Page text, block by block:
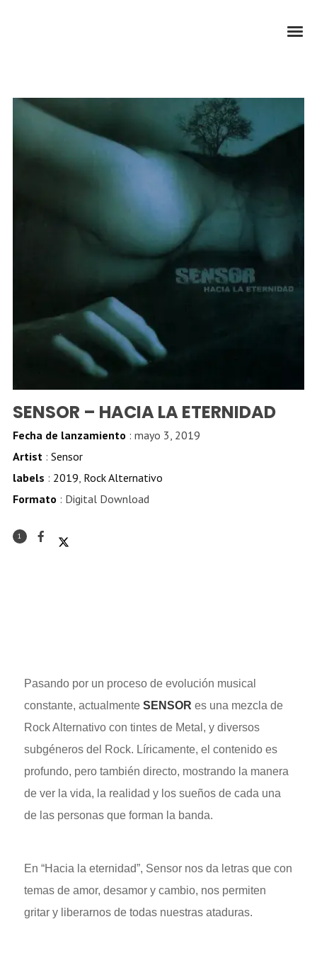
Pasando por un proceso de evolución musical
constante, actualmenteSENSOR es una mezcla de
Rock Alternativo con tintes de Metal, y diversos
subgéneros del Rock. Líricamente, el contenido es
profundo, pero también directo, mostrando la manera
de ver la vida, la realidad y los sueños de cada una
de las personas que forman la banda.
En “Hacia la eternidad”, Sensor nos da letras que con
temas de amor, desamor y cambio, nos permiten
gritar y liberarnos de todas nuestras ataduras.
SENSOR – HACIA LA ETERNIDAD
Fecha de lanzamiento : mayo 3, 2019
Artist: Sensor
labels : 2019, Rock Alternativo
Formato : Digital Download
1